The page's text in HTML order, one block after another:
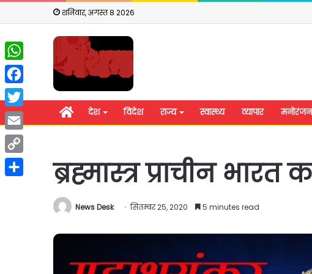
शनिवार, अगस्त 8 2026
होम देश विदेश राज्य स्वास्थ्य व्यापार मनोरंजन
ब्रह्मास्त्र प्राचीन
News Desk सितम्बर 25, 2020 5 minutes read
WhatsApp
Facebook
Twitter
Email
Copy
Link